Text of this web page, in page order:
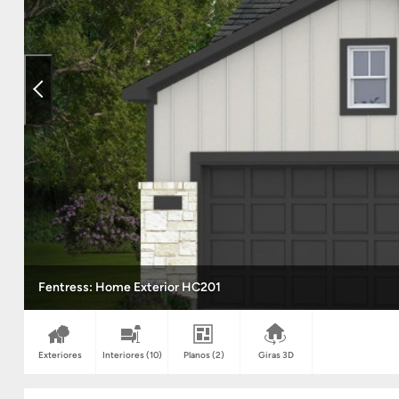
Fentress: Home Exterior HC201
Exteriores Interiores(10) Planos(2) Giras 3D